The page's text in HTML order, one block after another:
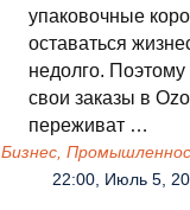
упаковочные
оставаться
недолго.
свои заказы в
переживат …
Бизнес,
22:00, Июль 5,